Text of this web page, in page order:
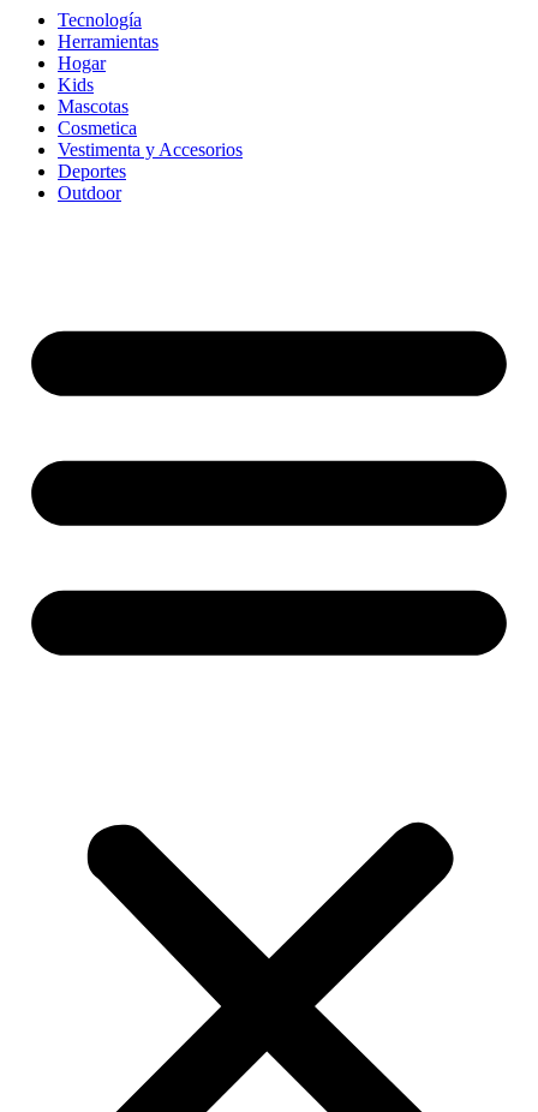
Tecnología
Herramientas
Hogar
Kids
Mascotas
Cosmetica
Vestimenta y Accesorios
Deportes
Outdoor